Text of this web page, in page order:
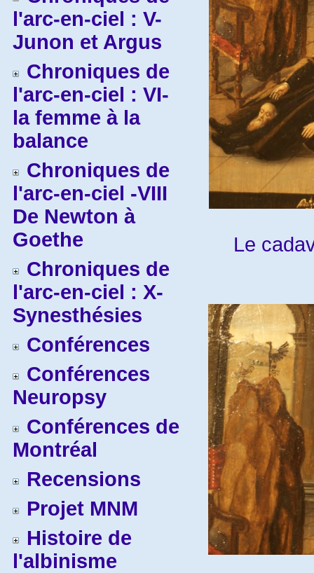
l'arc-en-ciel : V-
Junon et Argus
Chroniques de
l'arc-en-ciel : VI-
la femme à la
balance
Chroniques de
l'arc-en-ciel -VIII
De Newton à
Goethe
Chroniques de
l'arc-en-ciel : X-
Synesthésies
Conférences
Conférences
Neuropsy
Conférences de
Montréal
Recensions
Projet MNM
Histoire de
l'albinisme
Le